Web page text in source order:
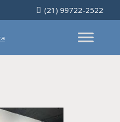
(21) 99722-2522